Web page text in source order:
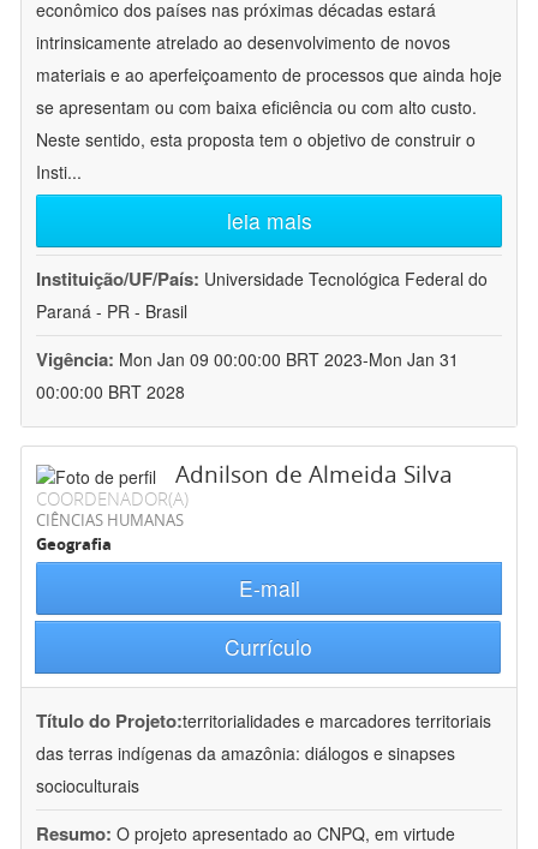
econômico dos países nas próximas décadas estará
intrinsicamente atrelado ao desenvolvimento de novos
materiais e ao aperfeiçoamento de processos que ainda hoje
se apresentam ou com baixa eficiência ou com alto custo.
Neste sentido, esta proposta tem o objetivo de construir o
Insti...
leia mais
Instituição/UF/País: Universidade Tecnológica Federal do
Paraná - PR - Brasil
Vigência: Mon Jan 09 00:00:00 BRT 2023-Mon Jan 31
00:00:00 BRT 2028
Adnilson de Almeida Silva
COORDENADOR(A)
CIÊNCIAS HUMANAS
Geografia
E-mail
Currículo
Título do Projeto:territorialidades e marcadores territoriais
das terras indígenas da amazônia: diálogos e sinapses
socioculturais
Resumo: O projeto apresentado ao CNPQ, em virtude